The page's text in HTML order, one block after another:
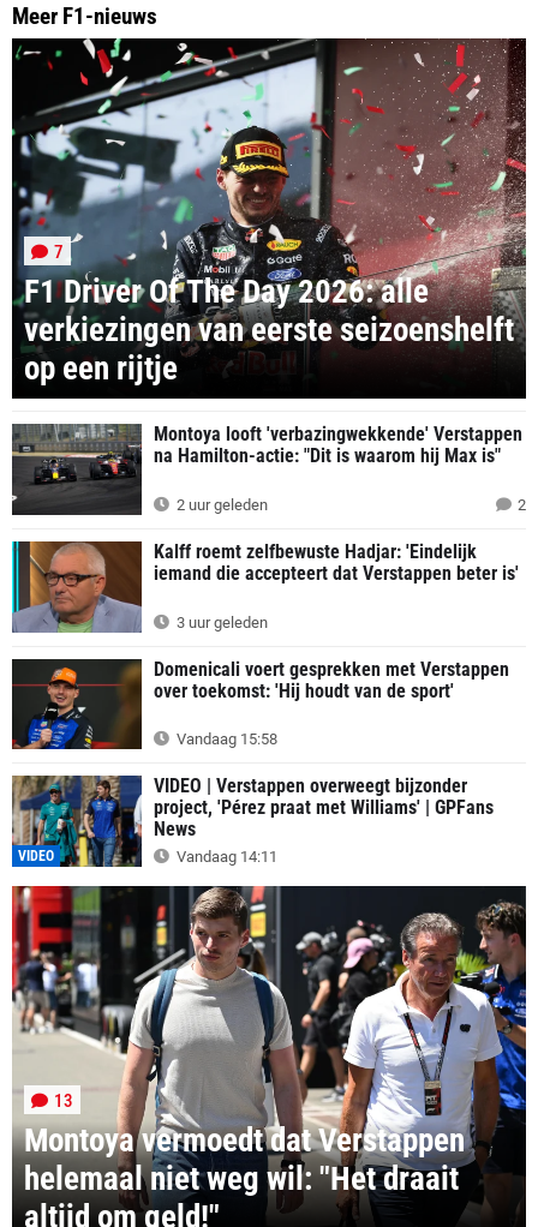
Meer F1-nieuws
F1 Driver Of The Day 2026: alle
verkiezingen van eerste seizoenshelft
op een rijtje
7
Montoya looft 'verbazingwekkende' Verstappen
na Hamilton-actie: "Dit is waarom hij Max is"
2 uur geleden 2
Kalff roemt zelfbewuste Hadjar: 'Eindelijk
iemand die accepteert dat Verstappen beter is'
3 uur geleden
Domenicali voert gesprekken met Verstappen
over toekomst: 'Hij houdt van de sport'
Vandaag 15:58
VIDEO
VIDEO | Verstappen overweegt bijzonder
project, 'Pérez praat met Williams' | GPFans
News
Vandaag 14:11
Montoya vermoedt dat Verstappen
helemaal niet weg wil: "Het draait
altijd om geld!"
13